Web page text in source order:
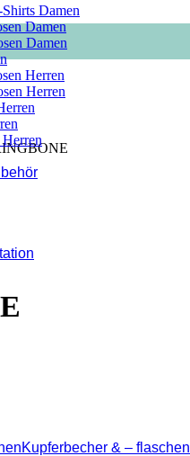
Damen
Damen
Damen
Herren
Herren
Herren
Kupferbecher & – flaschen